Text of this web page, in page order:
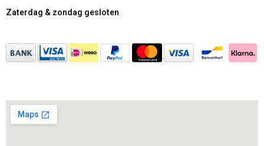
Zaterdag & zondag gesloten